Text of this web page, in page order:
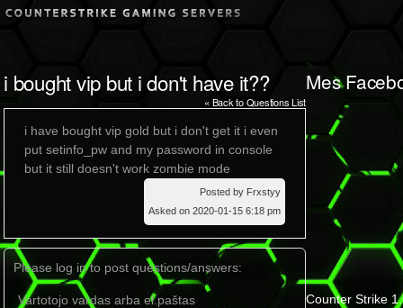
i bought vip but i don't have it??
« Back to Questions List
i have bought vip gold but i don't get it i even
put setinfo_pw and my password in console
but it still doesn't work zombie mode
Posted by Frxstyy
Asked on 2020-01-15 6:18 pm
Please log in to post questions/answers:
Vartotojo vardas arba el.paštas
Mes
Counter Strike